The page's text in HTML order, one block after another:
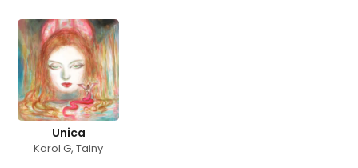
Unica
Karol G,Tainy